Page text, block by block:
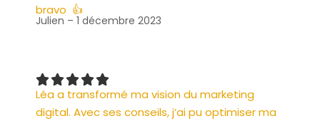
bravo 👍
Julien – 1 décembre 2023
Léa a transformé ma vision du marketing
digital. Avec ses conseils, j’ai pu optimiser ma